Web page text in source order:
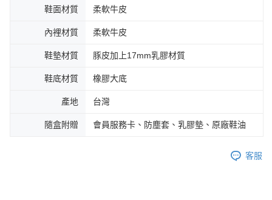
鞋面材質 柔軟牛皮
內裡材質 柔軟牛皮
鞋墊材質 豚皮加上17mm乳膠材質
鞋底材質 橡膠大底
產地 台灣
隨盒附贈 會員服務卡、防塵套、乳膠墊、原廠鞋油
客服